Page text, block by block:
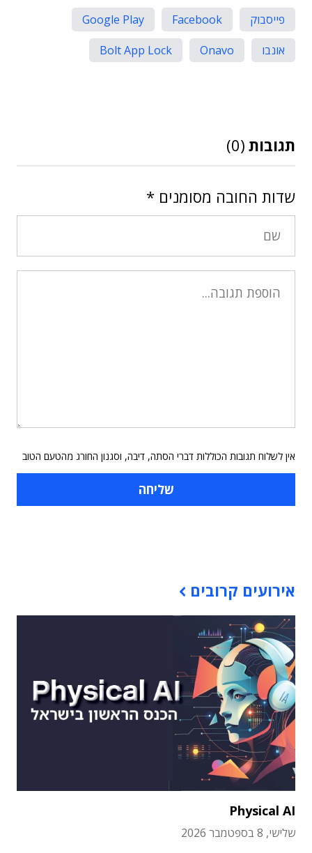
פייסבוק Facebook
Google Play
אונבו
Onavo
Bolt App Lock
תגובות (0)
שדות החובה מסומנים *
אין לשלוח תגובות הכוללות דברי הסתה, דיבה, וסגנון החורג מהטעם הטוב
אירועים קרובים
Physical AI
שלישי, 8 בספטמבר 2026